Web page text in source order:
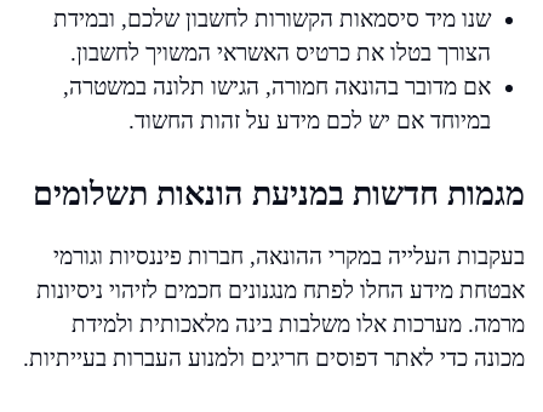
שנו מיד סיסמאות הקשורות לחשבון שלכם, ובמידת
הצורך בטלו את כרטיס האשראי המשויך לחשבון.
אם מדובר בהונאה חמורה, הגישו תלונה במשטרה,
במיוחד אם יש לכם מידע על זהות החשוד.
מגמות חדשות במניעת הונאות תשלומים
בעקבות העלייה במקרי ההונאה, חברות פיננסיות וגורמי
אבטחת מידע החלו לפתח מנגנונים חכמים לזיהוי ניסיונות
מרמה. מערכות אלו משלבות בינה מלאכותית ולמידת
מכונה כדי לאתר דפוסים חריגים ולמנוע העברות בעייתיות.